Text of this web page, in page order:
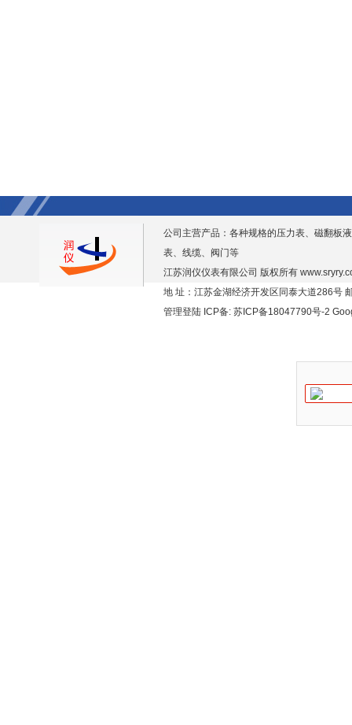
公司主营产品：各种规格的压力表、磁翻板
表、线缆、阀门等
江苏润仪仪表有限公司 版权所有
地 址：江苏金湖经济开发区同泰大道286号
管理登陆 ICP备: 苏ICP备18047790号-2